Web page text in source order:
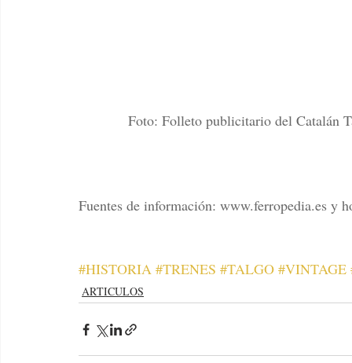
Foto: Folleto publicitario del Catalán
Fuentes de información: www.ferropedia.es y
#HISTORIA #TRENES #TALGO #VINTAGE
ARTICULOS